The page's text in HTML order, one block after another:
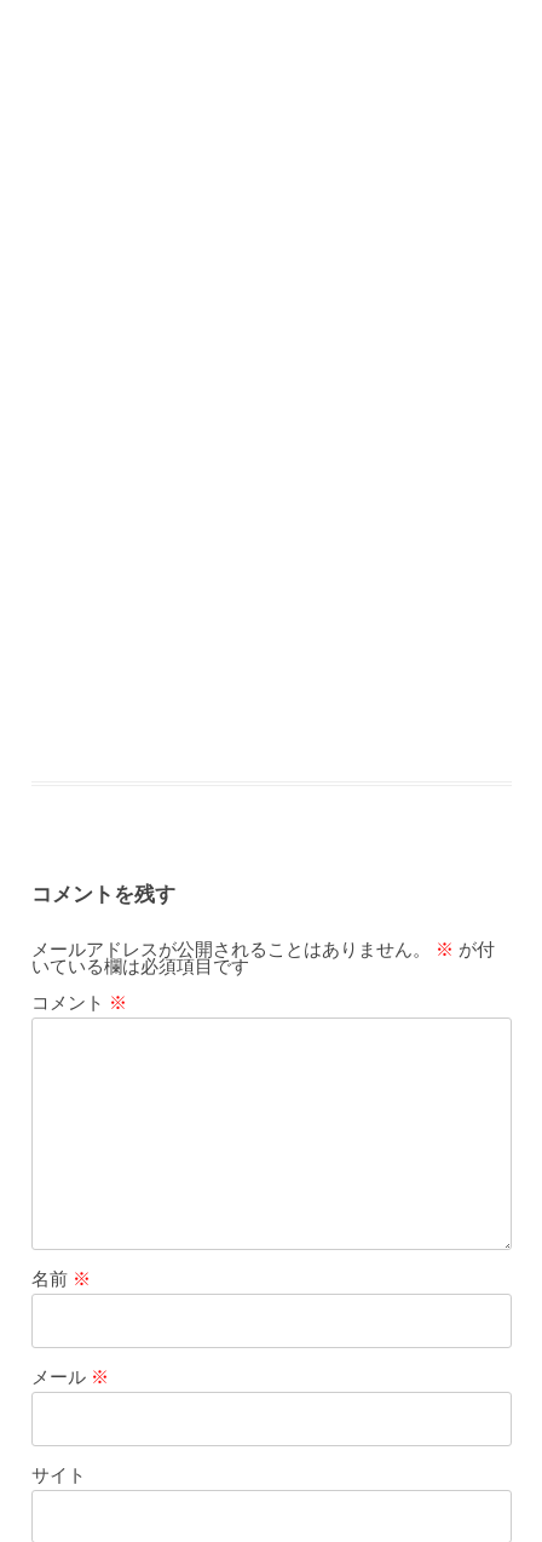
コメントを残す
メールアドレスが公開されることはありません。 ※ が付
いている欄は必須項目です
コメント ※
名前 ※
メール ※
サイト